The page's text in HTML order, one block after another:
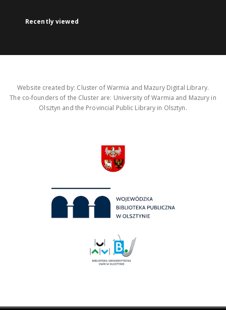
Recently viewed
Website created by: Cluster of Warmia and Mazury Digital Library.
The co-founders of the Cluster are: University of Warmia and Mazury in
Olsztyn and the Provincial Public Library in Olsztyn.